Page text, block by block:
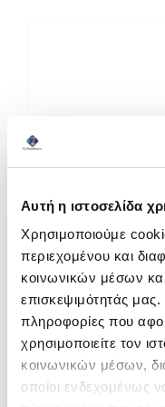
Αυτή η ιστοσελίδα
Χρησιμοποιούμε
περιεχομένου και
κοινωνικών μέσων
επισκεψιμότητάς
πληροφορίες που
χρησιμοποιείτε τον
κοινωνικών μέσων,
οποίοι ενδεχομένως
Κωδ.